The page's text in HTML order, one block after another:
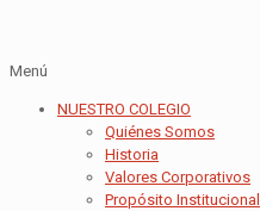
Menú
NUESTRO COLEGIO
Quiénes Somos
Historia
Valores Corporativos
Propósito Institucional